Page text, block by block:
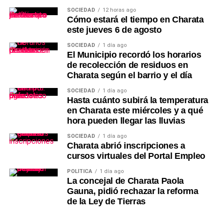
SOCIEDAD 12 horas ago
Cómo estará el tiempo en Charata
este jueves 6 de agosto
SOCIEDAD 1 día ago
El Municipio recordó los horarios
de recolección de residuos en
Charata según el barrio y el día
SOCIEDAD 1 día ago
Hasta cuánto subirá la temperatura
en Charata este miércoles y a qué
hora pueden llegar las lluvias
SOCIEDAD 1 día ago
Charata abrió inscripciones a
cursos virtuales del Portal Empleo
POLÍTICA 1 día ago
La concejal de Charata Paola
Gauna, pidió rechazar la reforma
de la Ley de Tierras